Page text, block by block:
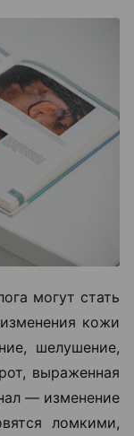
могут стать
кожи
шелушение,
выраженная
— изменение
ломкими,